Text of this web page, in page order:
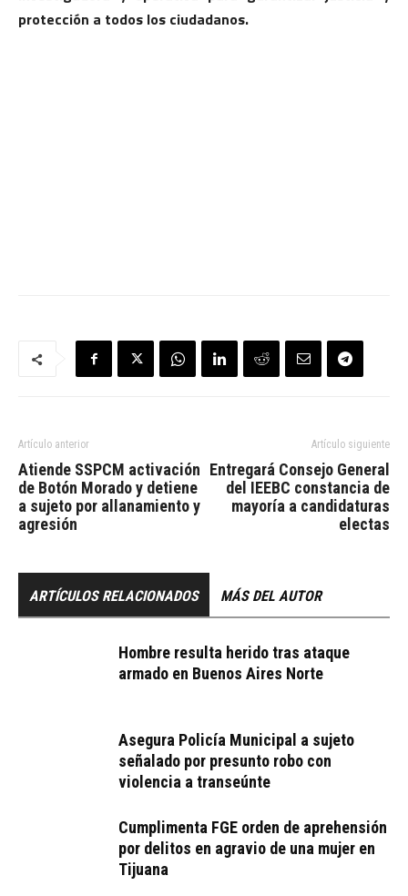
protección a todos los ciudadanos.
Artículo anterior
Atiende SSPCM activación
de Botón Morado y detiene
a sujeto por allanamiento y
agresión
Artículo siguiente
Entregará Consejo General
del IEEBC constancia de
mayoría a candidaturas
electas
ARTÍCULOS RELACIONADOS MÁS DEL AUTOR
Hombre resulta herido tras ataque
armado en Buenos Aires Norte
Asegura Policía Municipal a sujeto
señalado por presunto robo con
violencia a transeúnte
Cumplimenta FGE orden de aprehensión
por delitos en agravio de una mujer en
Tijuana